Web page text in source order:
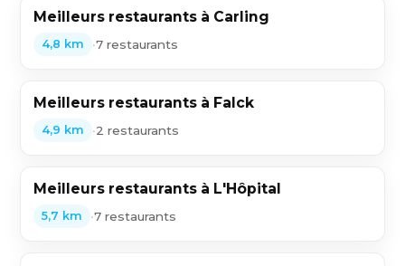
Meilleurs restaurants à Carling
4,8 km •7 restaurants
Meilleurs restaurants à Falck
4,9 km •2 restaurants
Meilleurs restaurants à L'Hôpital
5,7 km •7 restaurants